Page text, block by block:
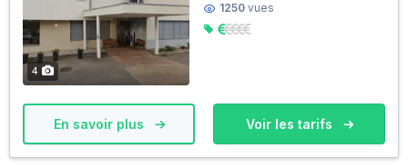
4
1250 vues
En savoir plus Voir les tarifs